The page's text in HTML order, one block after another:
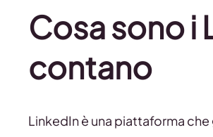
Cosa sono i
contano
LinkedIn è una piattaforma che